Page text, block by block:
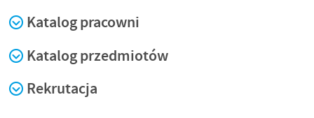
Katalog pracowni
Katalog przedmiotów
Rekrutacja